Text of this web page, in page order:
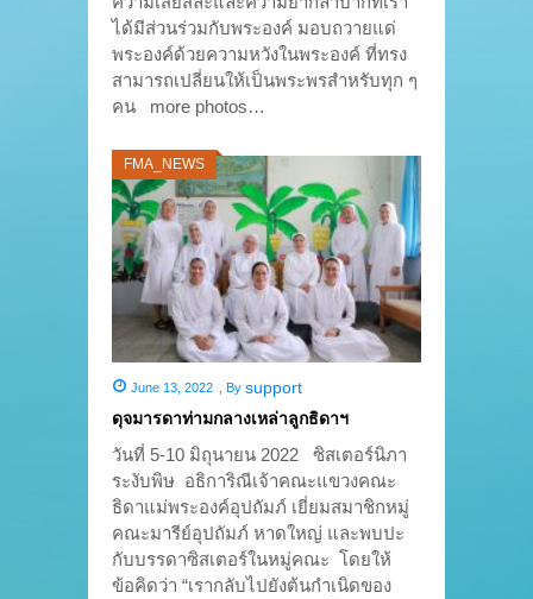
ได้มีส่วนร่วมกับพระองค์ มอบถวายแด่
พระองค์ด้วยความหวังในพระองค์ ที่ทรง
สามารถเปลี่ยนให้เป็นพระพรสำหรับทุก ๆ
คน more photos…
FMA_NEWS
June 13, 2022 By support
ดุจมารดาท่ามกลางเหล่าลูกธิดาฯ
วันที่ 5-10 มิถุนายน 2022 ซิสเตอร์นิภา
ระงับพิษ อธิการิณีเจ้าคณะแขวงคณะ
ธิดาแม่พระองค์อุปถัมภ์ เยี่ยมสมาชิกหมู่
คณะมารีย์อุปถัมภ์ หาดใหญ่ และพบปะ
กับบรรดาซิสเตอร์ในหมู่คณะ โดยให้
ข้อคิดว่า “เรากลับไปยังต้นกำเนิดของ